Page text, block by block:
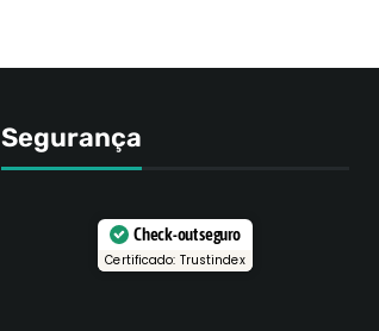
Segurança
Check-out seguro
Certificado: Trustindex